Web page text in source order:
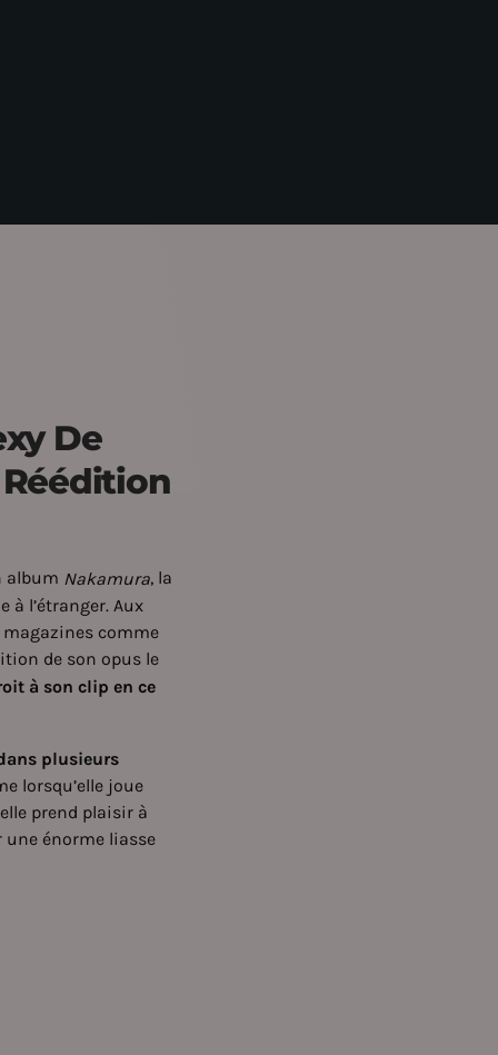
De
Réédition
album Nakamura, la
à l’étranger. Aux
magazines comme
de son opus le
à son clip en ce
plusieurs
lorsqu’elle joue
prend plaisir à
énorme liasse